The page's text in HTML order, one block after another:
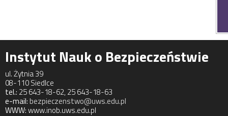
Instytut Nauk o Bezpieczeństwie
ul. Żytnia 39
08-110 Siedlce
tel.: 25 643-18-62, 25 643-18-63
e-mail:bezpieczenstwo@uws.edu.pl
WWW:www.inob.uws.edu.pl